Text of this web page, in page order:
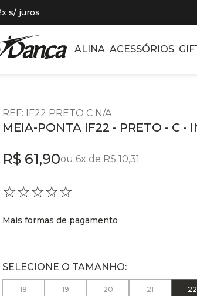
s/ juros
ALINA ACESSÓRIOS
REF: IF22 PRETO C N/A
MEIA-PONTA IF22 - PRETO - C -
R$ 61,90ou 6x de R$ 10,31
☆☆☆☆☆
Mais formas de pagamento
18 19 20 21 22